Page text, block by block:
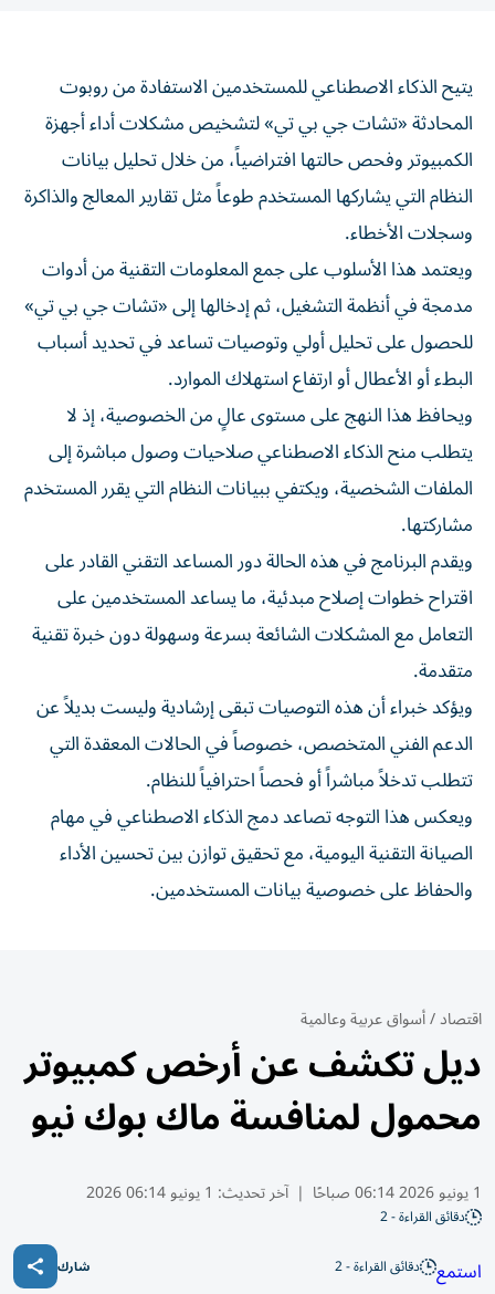
يتيح الذكاء الاصطناعي للمستخدمين الاستفادة من روبوت
المحادثة «تشات جي بي تي» لتشخيص مشكلات أداء أجهزة
الكمبيوتر وفحص حالتها افتراضياً، من خلال تحليل بيانات
النظام التي يشاركها المستخدم طوعاً مثل تقارير المعالج والذاكرة
وسجلات الأخطاء.
ويعتمد هذا الأسلوب على جمع المعلومات التقنية من أدوات
مدمجة في أنظمة التشغيل، ثم إدخالها إلى «تشات جي بي تي»
للحصول على تحليل أولي وتوصيات تساعد في تحديد أسباب
البطء أو الأعطال أو ارتفاع استهلاك الموارد.
ويحافظ هذا النهج على مستوى عالٍ من الخصوصية، إذ لا
يتطلب منح الذكاء الاصطناعي صلاحيات وصول مباشرة إلى
الملفات الشخصية، ويكتفي ببيانات النظام التي يقرر المستخدم
مشاركتها.
ويقدم البرنامج في هذه الحالة دور المساعد التقني القادر على
اقتراح خطوات إصلاح مبدئية، ما يساعد المستخدمين على
التعامل مع المشكلات الشائعة بسرعة وسهولة دون خبرة تقنية
متقدمة.
ويؤكد خبراء أن هذه التوصيات تبقى إرشادية وليست بديلاً عن
الدعم الفني المتخصص، خصوصاً في الحالات المعقدة التي
تتطلب تدخلاً مباشراً أو فحصاً احترافياً للنظام.
ويعكس هذا التوجه تصاعد دمج الذكاء الاصطناعي في مهام
الصيانة التقنية اليومية، مع تحقيق توازن بين تحسين الأداء
والحفاظ على خصوصية بيانات المستخدمين.
اقتصاد/أسواق عربية وعالمية
ديل تكشف عن أرخص كمبيوتر
محمول لمنافسة ماك بوك نيو
1 يونيو 2026 06:14 صباحًا | آخر تحديث: 1 يونيو 06:14 2026
دقائق القراءة - 2
استمع دقائق القراءة - 2 شارك